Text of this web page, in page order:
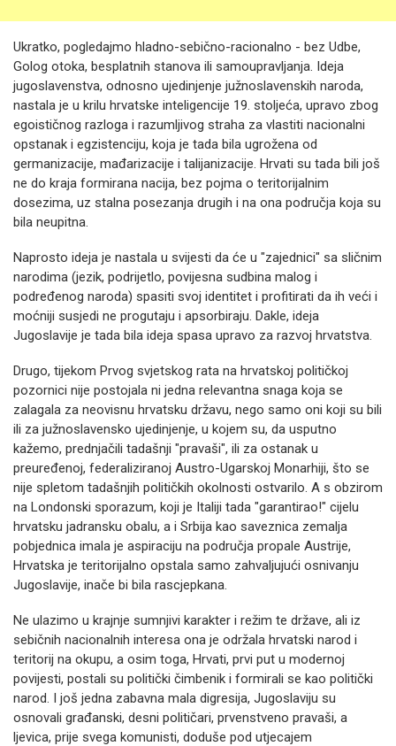
Ukratko, pogledajmo hladno-sebično-racionalno - bez Udbe,
Golog otoka, besplatnih stanova ili samoupravljanja. Ideja
jugoslavenstva, odnosno ujedinjenje južnoslavenskih naroda,
nastala je u krilu hrvatske inteligencije 19. stoljeća, upravo zbog
egoističnog razloga i razumljivog straha za vlastiti nacionalni
opstanak i egzistenciju, koja je tada bila ugrožena od
germanizacije, mađarizacije i talijanizacije. Hrvati su tada bili još
ne do kraja formirana nacija, bez pojma o teritorijalnim
dosezima, uz stalna posezanja drugih i na ona područja koja su
bila neupitna.
Naprosto ideja je nastala u svijesti da će u "zajednici" sa sličnim
narodima (jezik, podrijetlo, povijesna sudbina malog i
podređenog naroda) spasiti svoj identitet i profitirati da ih veći i
moćniji susjedi ne progutaju i apsorbiraju. Dakle, ideja
Jugoslavije je tada bila ideja spasa upravo za razvoj hrvatstva.
Drugo, tijekom Prvog svjetskog rata na hrvatskoj političkoj
pozornici nije postojala ni jedna relevantna snaga koja se
zalagala za neovisnu hrvatsku državu, nego samo oni koji su bili
ili za južnoslavensko ujedinjenje, u kojem su, da usputno
kažemo, prednjačili tadašnji "pravaši", ili za ostanak u
preuređenoj, federaliziranoj Austro-Ugarskoj Monarhiji, što se
nije spletom tadašnjih političkih okolnosti ostvarilo. A s obzirom
na Londonski sporazum, koji je Italiji tada "garantirao!" cijelu
hrvatsku jadransku obalu, a i Srbija kao saveznica zemalja
pobjednica imala je aspiraciju na područja propale Austrije,
Hrvatska je teritorijalno opstala samo zahvaljujući osnivanju
Jugoslavije, inače bi bila rascjepkana.
Ne ulazimo u krajnje sumnjivi karakter i režim te države, ali iz
sebičnih nacionalnih interesa ona je održala hrvatski narod i
teritorij na okupu, a osim toga, Hrvati, prvi put u modernoj
povijesti, postali su politički čimbenik i formirali se kao politički
narod. I još jedna zabavna mala digresija, Jugoslaviju su
osnovali građanski, desni političari, prvenstveno pravaši, a
ljevica, prije svega komunisti, doduše pod utjecajem